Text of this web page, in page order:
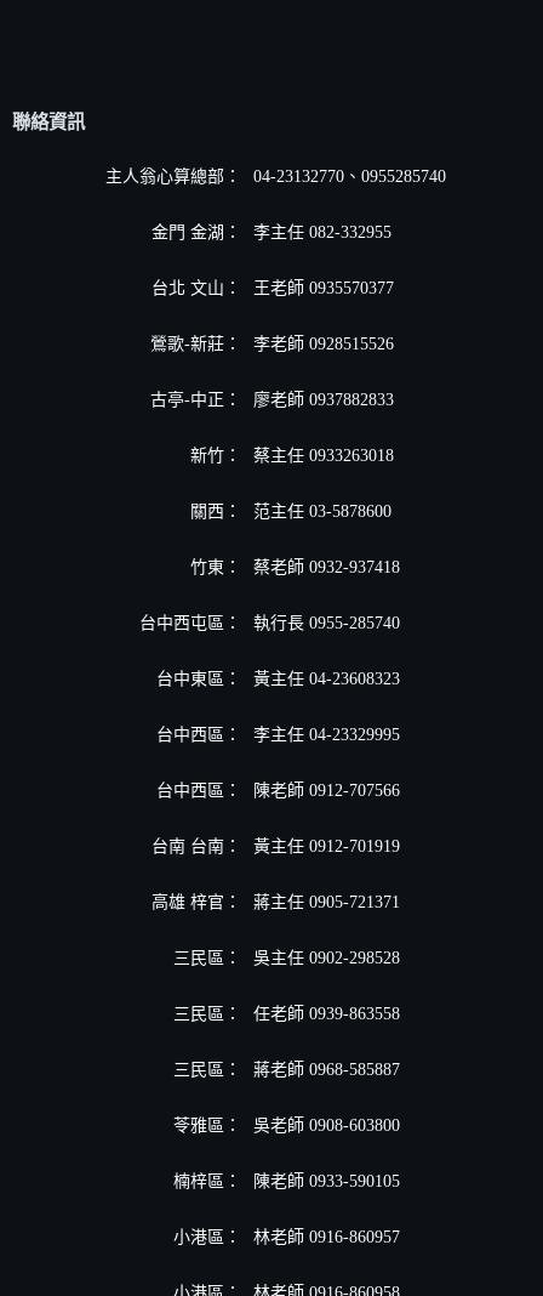
聯絡資訊
主人翁心算總部： 04-23132770、0955285740
金門 金湖： 李主任 082-332955
台北 文山： 王老師 0935570377
鶯歌-新莊： 李老師 0928515526
古亭-中正： 廖老師 0937882833
新竹： 蔡主任 0933263018
關西： 范主任 03-5878600
竹東： 蔡老師 0932-937418
台中西屯區： 執行長 0955-285740
台中東區： 黃主任 04-23608323
台中西區： 李主任 04-23329995
台中西區： 陳老師 0912-707566
台南 台南： 黃主任 0912-701919
高雄 梓官： 蔣主任 0905-721371
三民區： 吳主任 0902-298528
三民區： 任老師 0939-863558
三民區： 蔣老師 0968-585887
苓雅區： 吳老師 0908-603800
楠梓區： 陳老師 0933-590105
小港區 ： 林老師 0916-860957